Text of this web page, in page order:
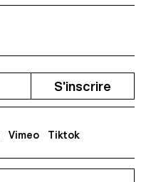
S'inscrire
Vimeo Tiktok